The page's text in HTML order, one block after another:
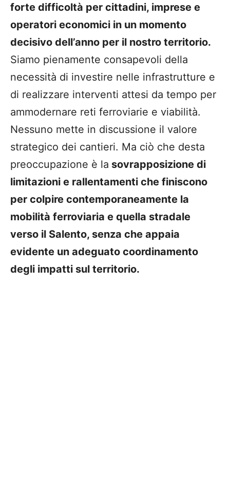
forte difficoltà per cittadini, imprese e
operatori economici in un momento
decisivo dell’anno per il nostro territorio.
Siamo pienamente consapevoli della
necessità di investire nelle infrastrutture e
di realizzare interventi attesi da tempo per
ammodernare reti ferroviarie e viabilità.
Nessuno mette in discussione il valore
strategico dei cantieri. Ma ciò che desta
preoccupazione è la sovrapposizione di
limitazioni e rallentamenti che finiscono
per colpire contemporaneamente la
mobilità ferroviaria e quella stradale
verso il Salento, senza che appaia
evidente un adeguato coordinamento
degli impatti sul territorio.